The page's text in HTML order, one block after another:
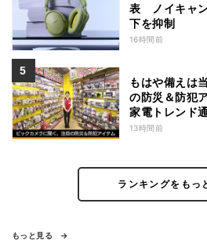
表 ノイキャ
下を抑制
16時間前
もはや備えは
の防災＆防犯
家電トレンド
13時間前
ランキングをもっ
もっと見る